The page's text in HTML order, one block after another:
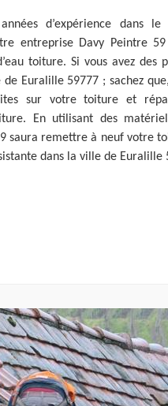
d’expérience dans
entreprise Davy Peintre
toiture. Si vous avez des
Euralille 59777 ; sachez
sur votre toiture et
En utilisant des
saura remettre à neuf votre
dans la ville de Euralille